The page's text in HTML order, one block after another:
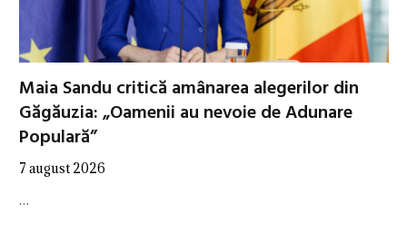
Maia Sandu critică amânarea alegerilor din
Găgăuzia: „Oamenii au nevoie de Adunare
Populară”
7 august 2026
…